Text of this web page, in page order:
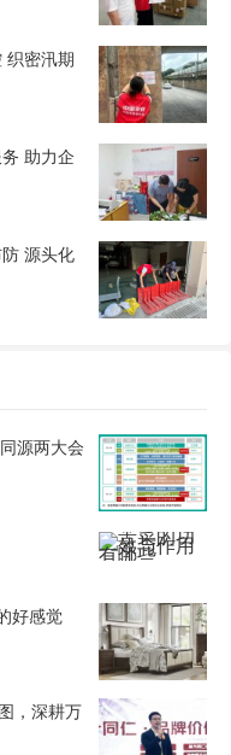
织密汛期
助力企
源头化
源两大会
好感觉
，深耕万